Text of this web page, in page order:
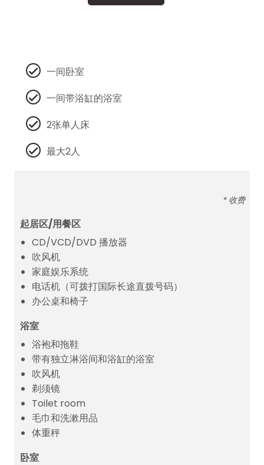
一间卧室
一间带浴缸的浴室
2张单人床
最大2人
* 收费
起居区/用餐区
CD/VCD/DVD 播放器
吹风机
家庭娱乐系统
电话机（可拨打国际长途直拨号码）
办公桌和椅子
浴室
浴袍和拖鞋
带有独立淋浴间和浴缸的浴室
吹风机
剃须镜
Toilet room
毛巾和洗漱用品
体重秤
卧室